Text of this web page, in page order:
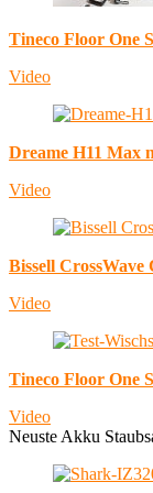
Tineco Floor One
Video
Dreame H11 Max
Video
Bissell CrossWave
Video
Tineco Floor One
Video
Neuste Akku